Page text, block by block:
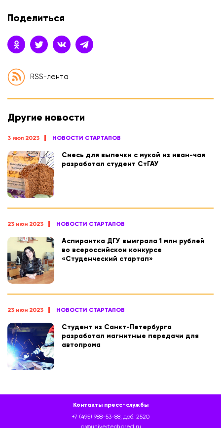
Поделиться
RSS-лента
Другие новости
3 июл 2023 НОВОСТИ СТАРТАПОВ
Смесь для выпечки с мукой из иван-чая
разработал студент СтГАУ
23 июн 2023 НОВОСТИ СТАРТАПОВ
Аспирантка ДГУ выиграла 1 млн рублей
во всероссийском конкурсе
«Студенческий стартап»
23 июн 2023 НОВОСТИ СТАРТАПОВ
Студент из Санкт-Петербурга
разработал магнитные передачи для
автопрома
Контакты пресс-службы
+7 (495) 988-53-88, доб. 2520